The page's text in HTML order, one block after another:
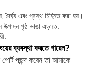
এবং প্রস্থ চিহ্নিত করা হয়।
উত্পাদন পৃষ্ঠ ভাঙা এড়াতে.
ব্যবস্থা করতে পারেন?
পছন্দ করেন তা আমাকে